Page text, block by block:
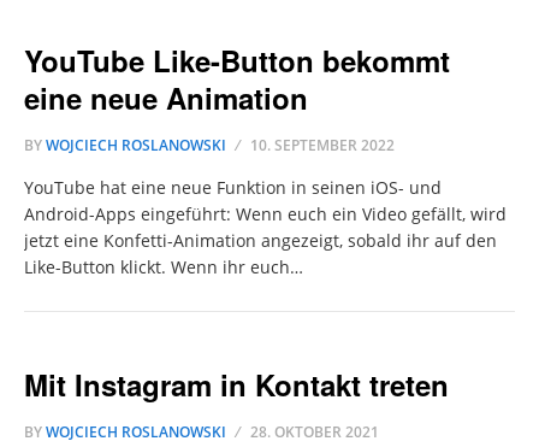
YouTube Like-Button bekommt
eine neue Animation
BYWOJCIECH ROSLANOWSKI 10. SEPTEMBER 2022
YouTube hat eine neue Funktion in seinen iOS- und
Android-Apps eingeführt: Wenn euch ein Video gefällt, wird
jetzt eine Konfetti-Animation angezeigt, sobald ihr auf den
Like-Button klickt. Wenn ihr euch…
Mit Instagram in Kontakt treten
BYWOJCIECH ROSLANOWSKI 28. OKTOBER 2021